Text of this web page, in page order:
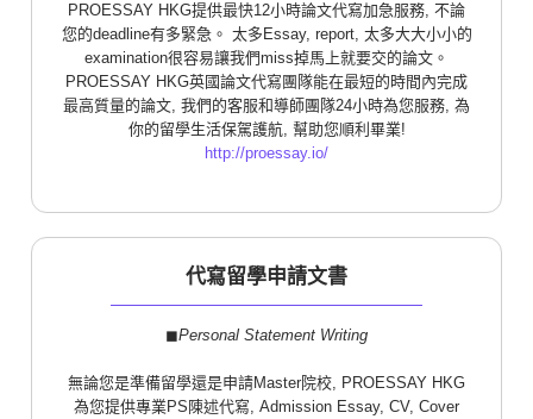
PROESSAY HKG提供最快12小時論文代寫加急服務, 不論
您的deadline有多緊急。 太多Essay, report, 太多大大小小的
examination很容易讓我們miss掉馬上就要交的論文。
PROESSAY HKG英國論文代寫團隊能在最短的時間內完成
最高質量的論文, 我們的客服和導師團隊24小時為您服務, 為
你的留學生活保駕護航, 幫助您順利畢業!
http://proessay.io/
代寫留學申請文書
◼︎Personal Statement Writing
無論您是準備留學還是申請Master院校, PROESSAY HKG
為您提供專業PS陳述代寫, Admission Essay, CV, Cover